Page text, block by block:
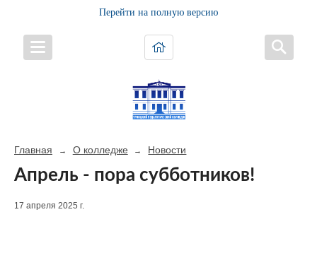
Перейти на полную версию
Главная → О колледже → Новости
Апрель - пора субботников!
17 апреля 2025 г.